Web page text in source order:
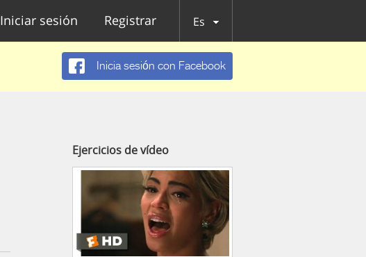
Iniciar sesión Registrar Es
Inicia sesión con Facebook
Ejercicios de vídeo